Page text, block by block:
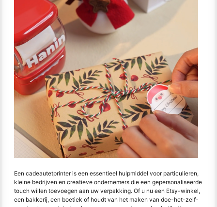
Een cadeautetprinter is een essentieel hulpmiddel voor particulieren,
kleine bedrijven en creatieve ondernemers die een gepersonaliseerde
touch willen toevoegen aan uw verpakking. Of u nu een Etsy-winkel,
een bakkerij, een boetiek of houdt van het maken van doe-het-zelf-